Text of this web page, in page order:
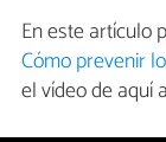
En este artículo
Cómo prevenir
el vídeo de aquí